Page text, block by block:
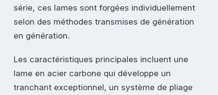
série, ces lames sont forgées individuellement
selon des méthodes transmises de génération
en génération.
Les caractéristiques principales incluent une
lame en acier carbone qui développe un
tranchant exceptionnel, un système de pliage